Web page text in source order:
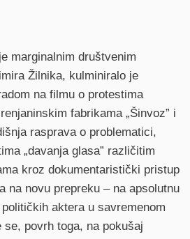
marginalnim društvenim
Žilnika, kulminiralo je
na filmu o protestima
fabrikama „Šinvoz” i
rasprava o problematici,
„davanja glasa” različitim
kroz dokumentaristički pristup
na novu prepreku – na apsolutnu
aktera u savremenom
povrh toga, na pokušaj